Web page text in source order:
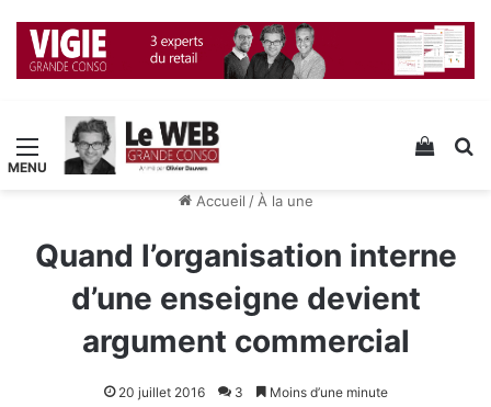
Menu Voir
Accueil / À la une
Quand l’organisation interne
d’une enseigne devient
argument commercial
20 juillet 2016 3 Moins d’une minute